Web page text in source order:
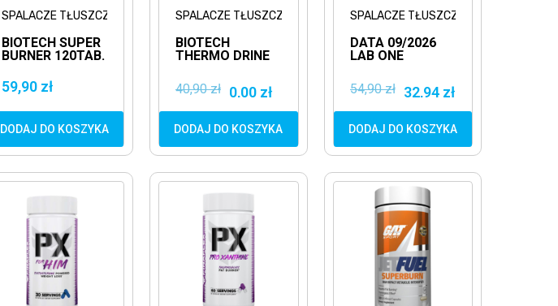
SPALACZE TŁUSZCZU
BIOTECH SUPER
BURNER 120TAB.
TŁUSZCZU
59,90 zł
DODAJ DO KOSZYKA
SPALACZE TŁUSZCZU
BIOTECH
THERMO DRINE
SPALACZ
TŁUSZCZU
40,90 zł 0,00 zł
DODAJ DO KOSZYKA
SPALACZE TŁUSZCZU
DATA 09/2026
LAB ONE
90KAPS.
REDUKCJA
DETOKS
54,90 zł 32,94 zł
DODAJ DO KOSZYKA